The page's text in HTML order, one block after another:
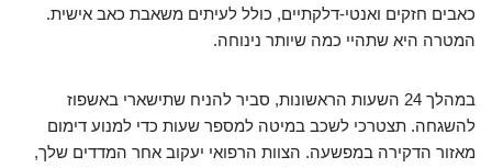
כאבים חזקים ואנטי-דלקתיים, כולל לעיתים משאבת כאב אישית.
המטרה היא שתהיי כמה שיותר נינוחה.
במהלך 24 השעות הראשונות, סביר להניח שתישארי באשפוז
להשגחה. תצטרכי לשכב במיטה למספר שעות כדי למנוע דימום
מאזור הדקירה במפשעה. הצוות הרפואי יעקוב אחר המדדים שלך,